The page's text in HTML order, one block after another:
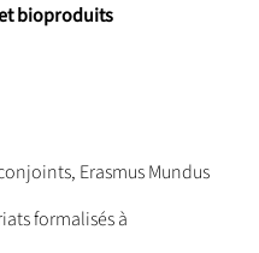
bioproduits
Erasmus Mundus
formalisés à